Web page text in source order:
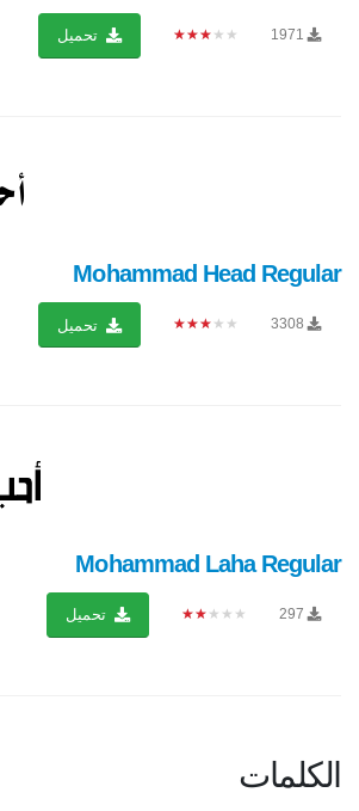
1971
★★★★★ تحميل
Mohammad Head Regular
3308
★★★★★ تحميل
Mohammad Laha Regular
297
★★★★★ تحميل
الكلمات